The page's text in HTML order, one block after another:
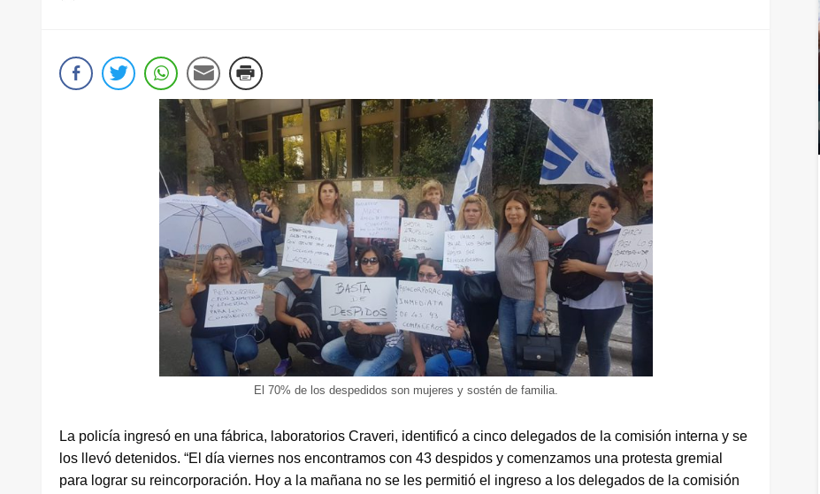
El 70% de los despedidos son mujeres y sostén de familia.
La policía ingresó en una fábrica, laboratorios Craveri, identificó a cinco delegados de la comisión interna y se
los llevó detenidos. “El día viernes nos encontramos con 43 despidos y comenzamos una protesta gremial
para lograr su reincorporación. Hoy a la mañana no se les permitió el ingreso a los delegados de la comisión